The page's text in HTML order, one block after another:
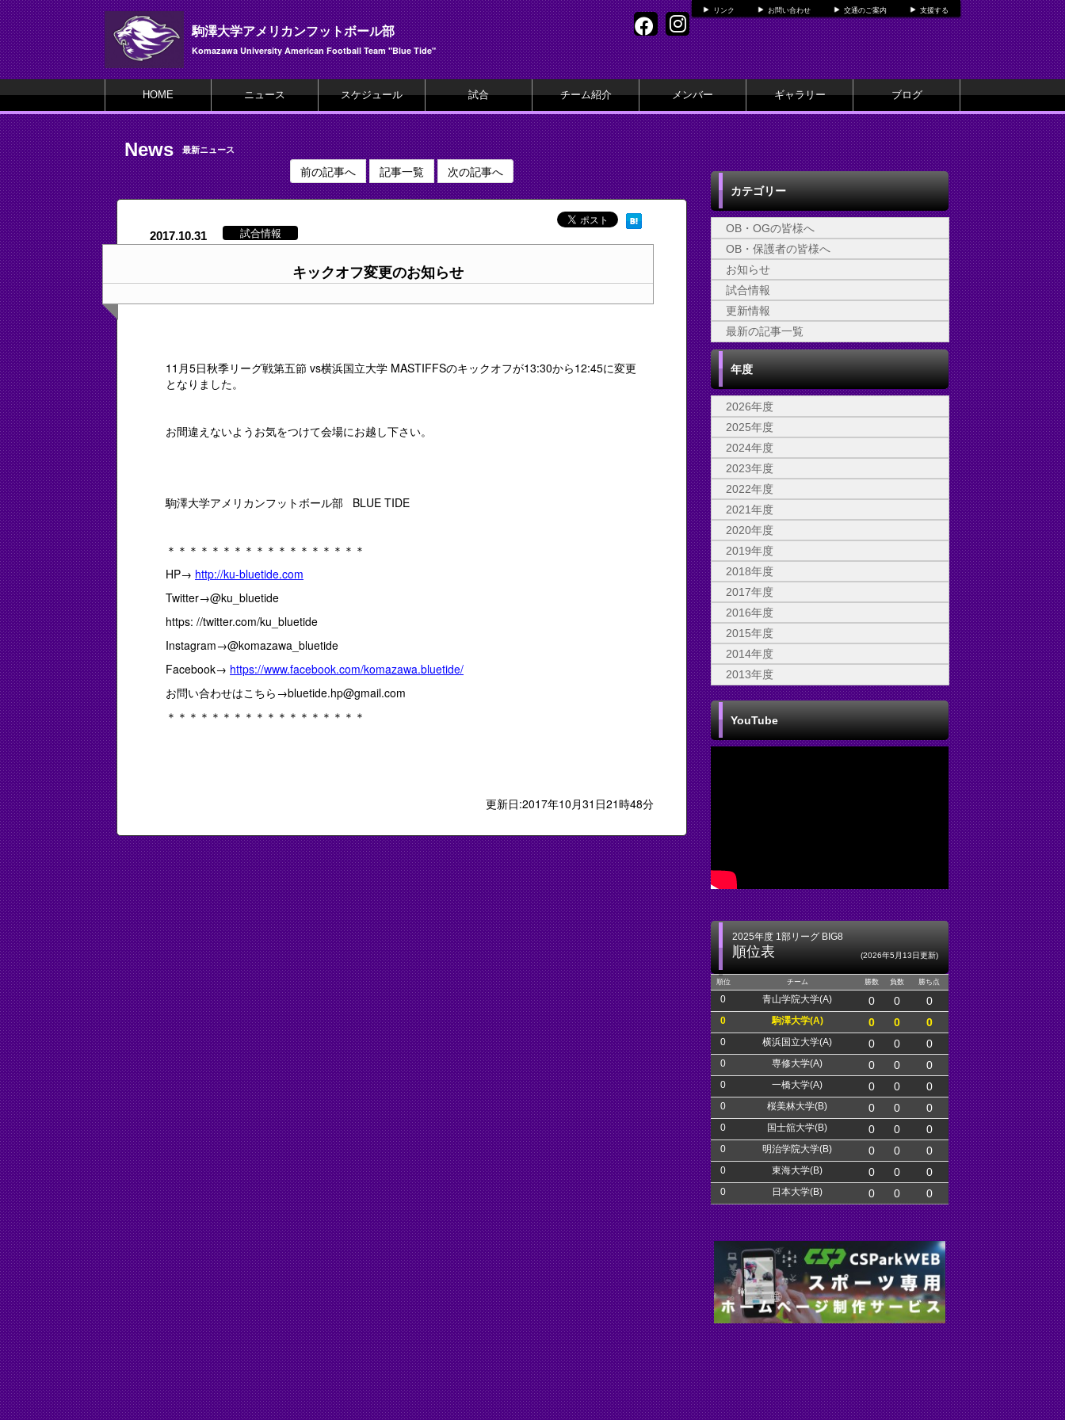
リンク お問い合わせ 交通のご案内 支援する
駒澤大学アメリカンフットボール部
Komazawa University American Football Team "Blue Tide"
HOME ニュース スケジュール 試合 チーム紹介 メンバー ギャラリー ブログ
News 最新ニュース
前の記事へ 記事一覧 次の記事へ
2017.10.31 試合情報
キックオフ変更のお知らせ
11月5日秋季リーグ戦第五節 vs横浜国立大学 MASTIFFSのキックオフが13:30から12:45に変更
となりました。
お間違えないようお気をつけて会場にお越し下さい。
駒澤大学アメリカンフットボール部 BLUE TIDE
＊＊＊＊＊＊＊＊＊＊＊＊＊＊＊＊＊＊
HP→ http://ku-bluetide.com
Twitter→@ku_bluetide
https: //twitter.com/ku_bluetide
Instagram→@komazawa_bluetide
Facebook→ https://www.facebook.com/komazawa.bluetide/
お問い合わせはこちら→bluetide.hp@gmail.com
＊＊＊＊＊＊＊＊＊＊＊＊＊＊＊＊＊＊
更新日:2017年10月31日21時48分
カテゴリー
OB・OGの皆様へ
OB・保護者の皆様へ
お知らせ
試合情報
更新情報
最新の記事一覧
年度
2026年度
2025年度
2024年度
2023年度
2022年度
2021年度
2020年度
2019年度
2018年度
2017年度
2016年度
2015年度
2014年度
2013年度
YouTube
2025年度 1部リーグ BIG8
順位表 (2026年5月13日更新)
順位 チーム 勝数 負数 勝ち点
0 青山学院大学(A) 0 0 0
0 駒澤大学(A) 0 0 0
0 横浜国立大学(A) 0 0 0
0 専修大学(A) 0 0 0
0 一橋大学(A) 0 0 0
0 桜美林大学(B) 0 0 0
0 国士舘大学(B) 0 0 0
0 明治学院大学(B) 0 0 0
0 東海大学(B) 0 0 0
0 日本大学(B) 0 0 0